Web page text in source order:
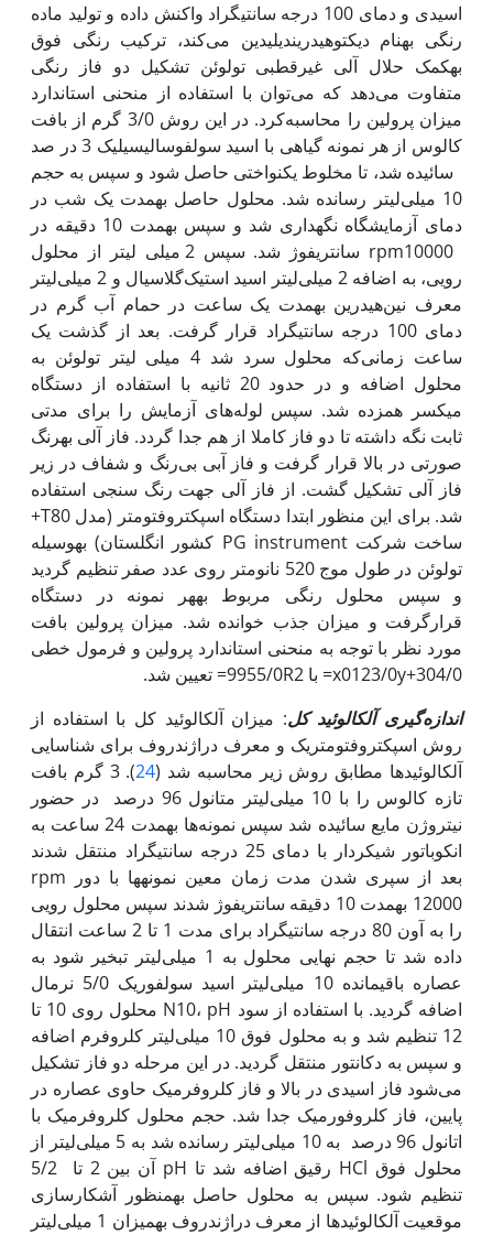
اسیدی و دمای 100 درجه سانتی‎گراد واکنش داده و تولید ماده
رنگی به‏نام دی‎کتوهیدرین‎دی‎لیدین می‌کند، ترکیب رنگی فوق
به‏کمک حلال آلی غیرقطبی تولوئن تشکیل دو فاز رنگی
متفاوت می‌دهد که می‌توان با استفاده از منحنی استاندارد
میزان پرولین را محاسبه‌کرد. در این روش 3/0 گرم از بافت
کالوس از هر نمونه گیاهی با اسید سولفوسالیسیلیک 3 در صد
سائیده شد، تا مخلوط یکنواختی حاصل شود و سپس به حجم
10 میلی‌لیتر رسانده شد. محلول حاصل به‏مدت یک شب در
دمای آزمایشگاه نگه‏داری شد و سپس به‏مدت 10 دقیقه در
rpm10000 سانتریفوژ شد. سپس 2 میلی لیتر از محلول
رویی، به اضافه 2 میلی‌لیتر اسید استیک‌گلاسیال و 2 میلی‌لیتر
معرف نین‌هیدرین به‏مدت یک ساعت در حمام آب گرم در
دمای 100 درجه سانتی‎گراد قرار گرفت. بعد از گذشت یک
ساعت زمانی‌که محلول سرد شد 4 میلی لیتر تولوئن به
محلول اضافه و در حدود 20 ثانیه با استفاده از دستگاه
میکسر هم‏زده شد. سپس لوله‌های آزمایش را برای مدتی
ثابت نگه داشته تا دو فاز کاملا از هم جدا گردد. فاز آلی به‏رنگ
صورتی در بالا قرار گرفت و فاز آبی بی‌رنگ و شفاف در زیر
فاز آلی تشکیل گشت. از فاز آلی جهت رنگ سنجی استفاده
شد. برای این منظور ابتدا دستگاه اسپکتروفتومتر (مدل T80+
ساخت شرکت PG instrument کشور انگلستان) به‏وسیله
تولوئن در طول موج 520 نانومتر روی عدد صفر تنظیم گردید
و سپس محلول رنگی مربوط به‏هر نمونه در دستگاه
قرارگرفت و میزان جذب خوانده شد. میزان پرولین بافت
مورد نظر با توجه به منحنی استاندارد پرولین و فرمول خطی
304/0+x0123/0y= با 9955/0R2= تعیین شد.
اندازه‌گیری آلکالوئید کل: میزان آلکالوئید کل با استفاده از
روش اسپکتروفتومتریک و معرف دراژندروف برای شناسایی
آلکالوئیدها مطابق روش زیر محاسبه شد (24
). 3 گرم بافت
تازه کالوس را با 10 میلی‌لیتر متانول 96 درصد در حضور
نیتروژن مایع سائیده شد سپس نمونه‌ها به‏مدت 24 ساعت به
انکوباتور شیکردار با دمای 25 درجه سانتی‎گراد منتقل شدند
بعد از سپری شدن مدت زمان معین نمونه‏ها با دور rpm
12000 به‏مدت 10 دقیقه سانتریفوژ شدند سپس محلول رویی
را به آون 80 درجه سانتی‎گراد برای مدت 1 تا 2 ساعت انتقال
داده شد تا حجم نهایی محلول به 1 میلی‌لیتر تبخیر شود به
عصاره باقیمانده 10 میلی‌لیتر اسید سولفوریک 5/0 نرمال
اضافه گردید. با استفاده از سود N10، pH محلول روی 10 تا
12 تنظیم شد و به محلول فوق 10 میلی‌لیتر کلروفرم اضافه
و سپس به دکانتور منتقل گردید. در این مرحله دو فاز تشکیل
می‌شود فاز اسیدی در بالا و فاز کلروفرمیک حاوی عصاره در
پایین، فاز کلروفورمیک جدا شد. حجم محلول کلروفرمیک با
اتانول 96 درصد به 10 میلی‌لیتر رسانده شد به 5 میلی‌لیتر از
محلول فوق HCl رقیق اضافه شد تا pH آن بین 2 تا 5/2
تنظیم شود. سپس به محلول حاصل به‏منظور آشکار‌سازی
موقعیت آلکالوئیدها از معرف دراژندروف به‏میزان 1 میلی‌لیتر